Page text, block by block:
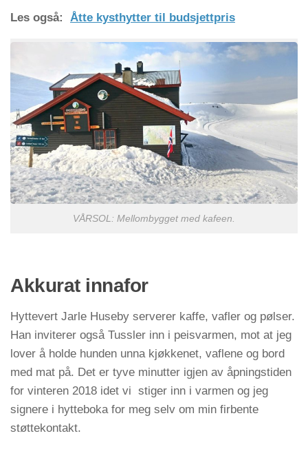
Les også: Åtte kysthytter til budsjettpris
VÅRSOL: Mellombygget med kafeen.
Akkurat innafor
Hyttevert Jarle Huseby serverer kaffe, vafler og pølser.
Han inviterer også Tussler inn i peisvarmen, mot at jeg
lover å holde hunden unna kjøkkenet, vaflene og bord
med mat på. Det er tyve minutter igjen av åpningstiden
for vinteren 2018 idet vi stiger inn i varmen og jeg
signere i hytteboka for meg selv om min firbente
støttekontakt.